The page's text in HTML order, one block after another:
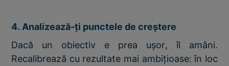
4. Analizează-ți punctele de creștere
Dacă un obiectiv e prea ușor, îl amâni.
Recalibrează cu rezultate mai ambițioase: în loc